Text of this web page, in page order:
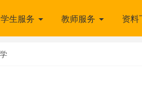
学生服务 教师服务 资料